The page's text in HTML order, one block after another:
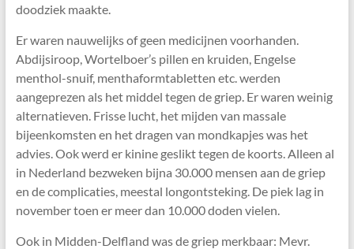
doodziek maakte.
Er waren nauwelijks of geen medicijnen voorhanden.
Abdijsiroop, Wortelboer’s pillen en kruiden, Engelse
menthol-snuif, menthaformtabletten etc. werden
aangeprezen als het middel tegen de griep. Er waren weinig
alternatieven. Frisse lucht, het mijden van massale
bijeenkomsten en het dragen van mondkapjes was het
advies. Ook werd er kinine geslikt tegen de koorts. Alleen al
in Nederland bezweken bijna 30.000 mensen aan de griep
en de complicaties, meestal longontsteking. De piek lag in
november toen er meer dan 10.000 doden vielen.
Ook in Midden-Delfland was de griep merkbaar: Mevr.